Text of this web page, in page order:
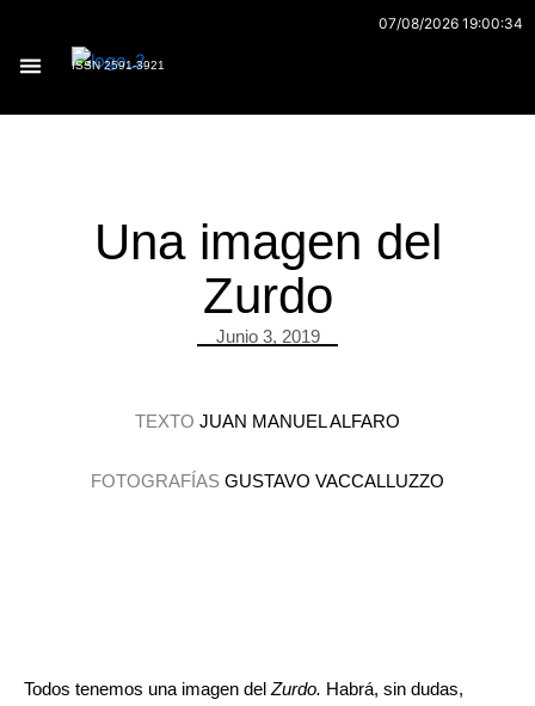
contenido
07/08/2026 19:00:34
ISSN 2591-3921
Una imagen del
Zurdo
Junio 3, 2019
TEXTO JUAN MANUEL ALFARO
FOTOGRAFÍAS GUSTAVO VACCALLUZZO
Todos tenemos una imagen del Zurdo. Habrá, sin dudas,